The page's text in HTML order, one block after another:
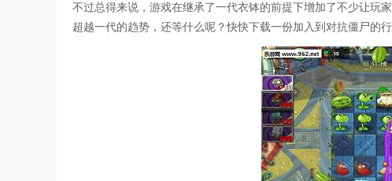
不过总得来说，游戏在继承了一代衣钵的前提下增加了不少让玩
超越一代的趋势，还等什么呢？快快下载一份加入到对抗僵尸的行